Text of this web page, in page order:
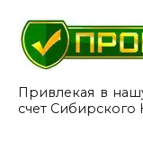
Привлекая в
счет Сибирского